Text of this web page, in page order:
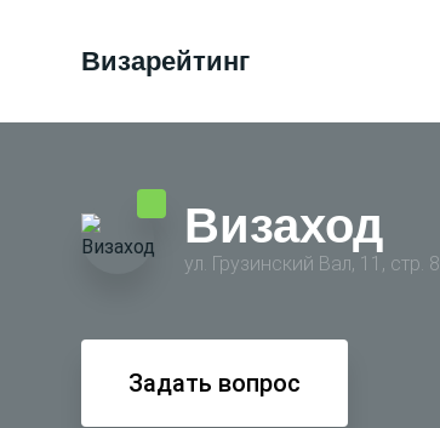
Визарейтинг
Визаход
ул. Грузинский Вал, 11, стр. 8
Задать вопрос